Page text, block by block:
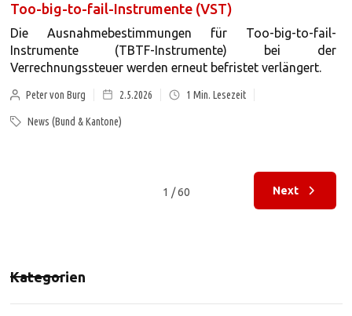
Too-big-to-fail-Instrumente (VST)
Die Ausnahmebestimmungen für Too-big-to-fail-
Instrumente (TBTF-Instrumente) bei der
Verrechnungssteuer werden erneut befristet verlängert.
Peter von Burg 2.5.2026 1 Min. Lesezeit
News (Bund & Kantone)
1 / 60 Next
Kategorien